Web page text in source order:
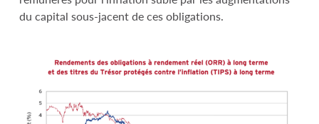
du capital sous-jacent de ces obligations.